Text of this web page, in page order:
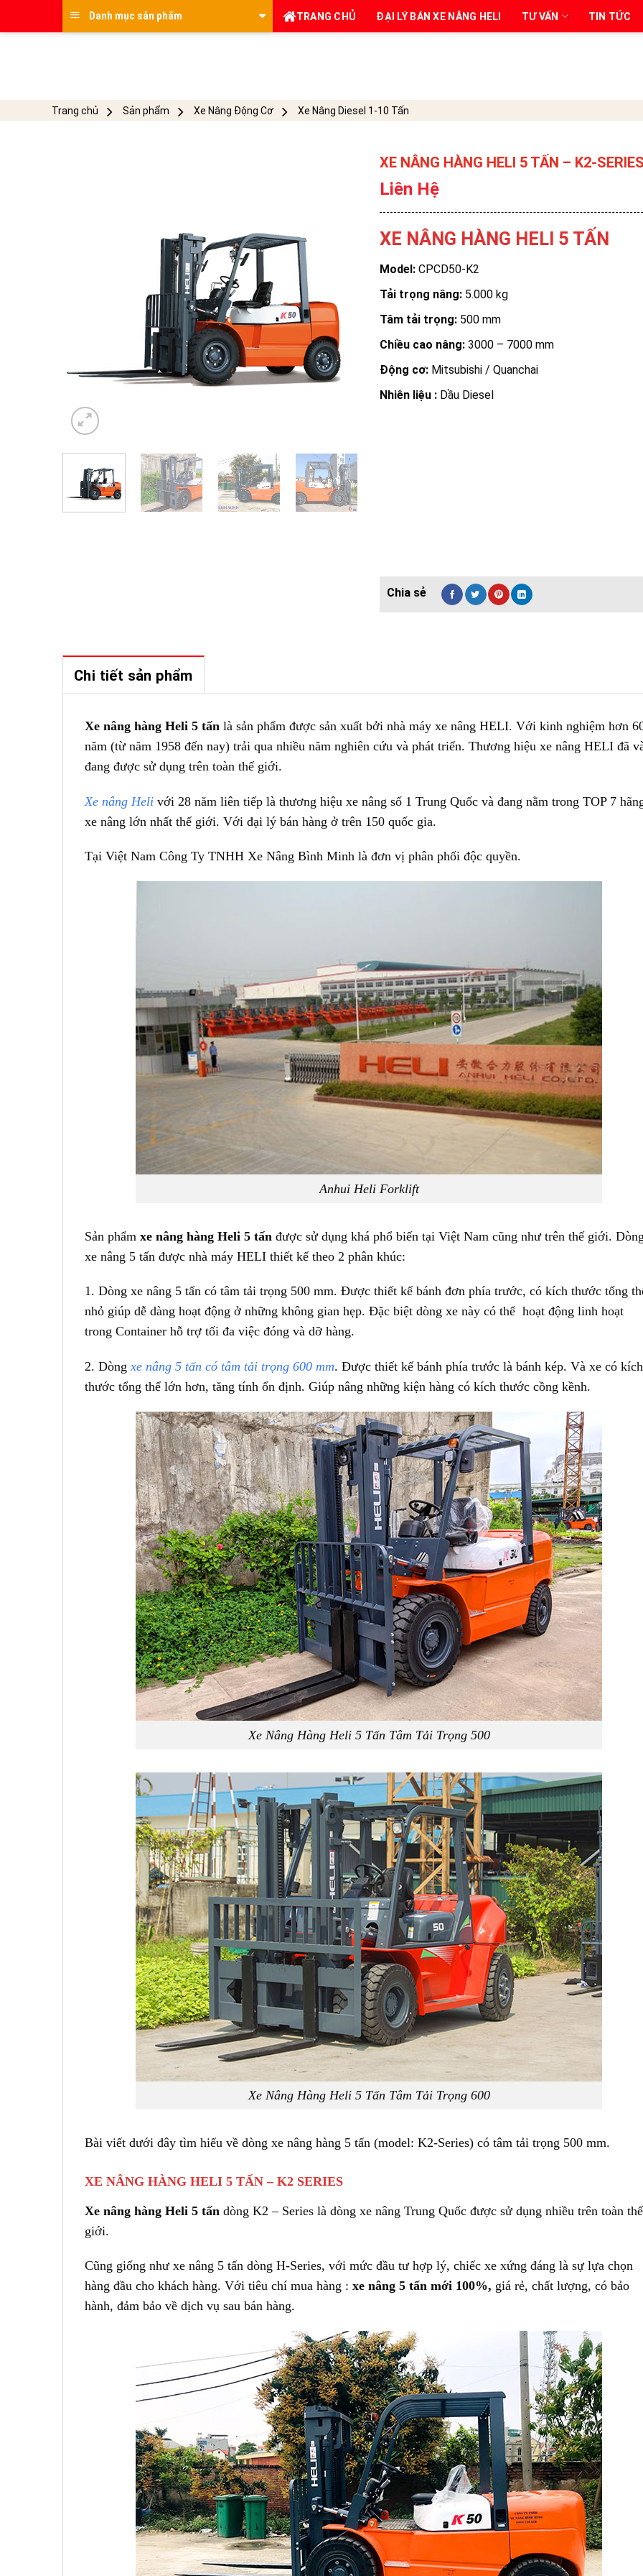
Danh mục sản phẩm TRANG CHỦ ĐẠI LÝ BÁN XE NÂNG HELI TƯ VẤN TIN TỨC
Trang chủ Sản phẩm Xe Nâng Động Cơ Xe Nâng Diesel 1-10 Tấn
XE NÂNG HÀNG HELI 5 TẤN – K2-
Liên Hệ
XE NÂNG HÀNG HELI 5 TẤN
Model: CPCD50-K2
Tải trọng nâng: 5.000 kg
Tâm tải trọng: 500 mm
Chiều cao nâng: 3000 – 7000 mm
Động cơ: Mitsubishi / Quanchai
Nhiên liệu : Dầu Diesel
Chi tiết sản phẩm
Xe nâng hàng Heli 5 tấn là sản phẩm được sản xuất bởi nhà máy xe nâng HELI. Với kinh nghiệm hơn
năm (từ năm 1958 đến nay) trải qua nhiều năm nghiên cứu và phát triển. Thương hiệu xe nâng HELI đã
đang được sử dụng trên toàn thế giới.
Xe nâng Heli với 28 năm liên tiếp là thương hiệu xe nâng số 1 Trung Quốc và đang nằm trong TOP 7
xe nâng lớn nhất thế giới. Với đại lý bán hàng ở trên 150 quốc gia.
Tại Việt Nam Công Ty TNHH Xe Nâng Bình Minh là đơn vị phân phối độc quyền.
Anhui Heli Forklift
Sản phẩm xe nâng hàng Heli 5 tấn được sử dụng khá phổ biến tại Việt Nam cũng như trên thế giới.
xe nâng 5 tấn được nhà máy HELI thiết kế theo 2 phân khúc:
1. Dòng xe nâng 5 tấn có tâm tải trọng 500 mm. Được thiết kế bánh đơn phía trước, có kích thước tổng
nhỏ giúp dễ dàng hoạt động ở những không gian hẹp. Đặc biệt dòng xe này có thể hoạt động linh hoạt
trong Container hỗ trợ tối đa việc đóng và dỡ hàng.
2. Dòng xe nâng 5 tấn có tâm tải trọng 600 mm. Được thiết kế bánh phía trước là bánh kép. Và xe có kích
thước tổng thể lớn hơn, tăng tính ổn định. Giúp nâng những kiện hàng có kích thước cồng kềnh.
Xe Nâng Hàng Heli 5 Tấn Tâm Tải Trọng 500
Xe Nâng Hàng Heli 5 Tấn Tâm Tải Trọng 600
Bài viết dưới đây tìm hiểu về dòng xe nâng hàng 5 tấn (model: K2-Series) có tâm tải trọng 500 mm.
XE NÂNG HÀNG HELI 5 TẤN – K2 SERIES
Xe nâng hàng Heli 5 tấn dòng K2 – Series là dòng xe nâng Trung Quốc được sử dụng nhiều trên toàn thế
giới.
Cũng giống như xe nâng 5 tấn dòng H-Series, với mức đầu tư hợp lý, chiếc xe xứng đáng là sự lựa chọn
hàng đầu cho khách hàng. Với tiêu chí mua hàng : xe nâng 5 tấn mới 100%, giá rẻ, chất lượng, có bảo
hành, đảm bảo về dịch vụ sau bán hàng.